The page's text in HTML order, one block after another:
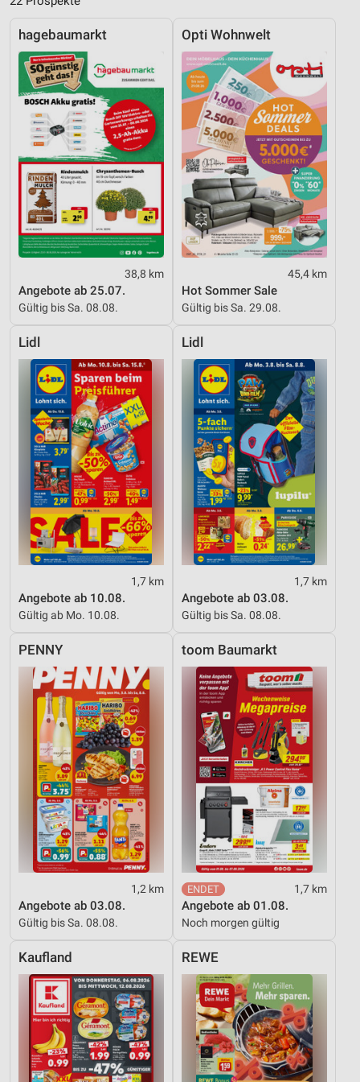
hagebaumarkt
38,8 km
Angebote ab 25.07.
Gültig bis Sa. 08.08.
Opti Wohnwelt
45,4 km
Hot Sommer Sale
Gültig bis Sa. 29.08.
Lidl
1,7 km
Angebote ab 10.08.
Gültig ab Mo. 10.08.
Lidl
1,7 km
Angebote ab 03.08.
Gültig bis Sa. 08.08.
PENNY
1,2 km
Angebote ab 03.08.
Gültig bis Sa. 08.08.
toom Baumarkt
1,7 km
Angebote ab 01.08.
Noch morgen gültig
Kaufland REWE